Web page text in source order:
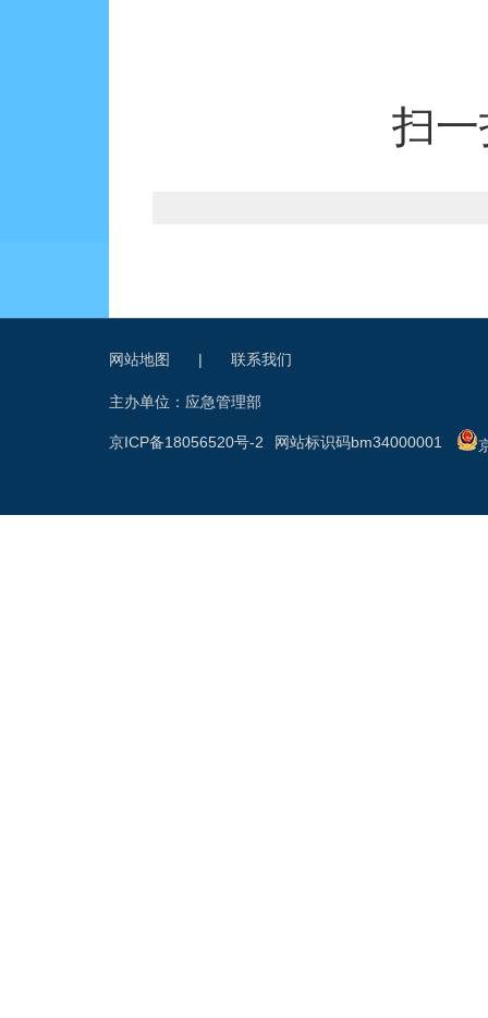
扫
网站地图 | 联系我们
主办单位：应急管理部
网站标识码bm34000001
京ICP备18056520号-2